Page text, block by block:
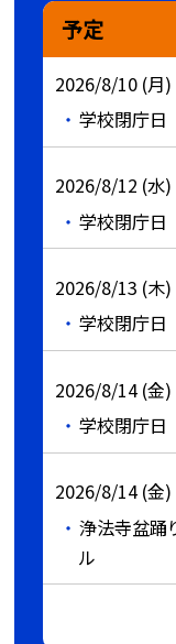
予定
2026/8/10 (月)
学校閉庁日
2026/8/12 (水)
学校閉庁日
2026/8/13 (木)
学校閉庁日
2026/8/14 (金)
学校閉庁日
2026/8/14 (金)
浄法寺盆踊
ル